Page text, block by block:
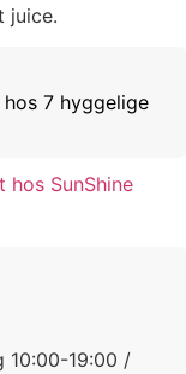
juice.
7 hyggelige
hos SunShine
10:00-19:00 /